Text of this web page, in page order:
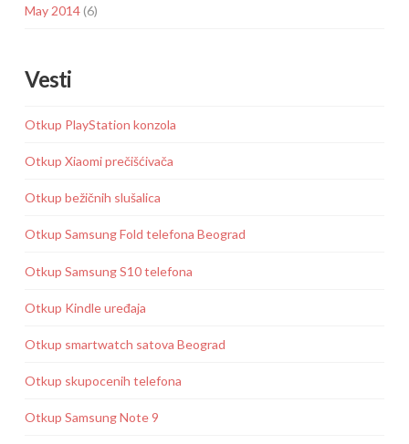
May 2014(6)
Vesti
Otkup PlayStation konzola
Otkup Xiaomi prečišćivača
Otkup bežičnih slušalica
Otkup Samsung Fold telefona Beograd
Otkup Samsung S10 telefona
Otkup Kindle uređaja
Otkup smartwatch satova Beograd
Otkup skupocenih telefona
Otkup Samsung Note 9